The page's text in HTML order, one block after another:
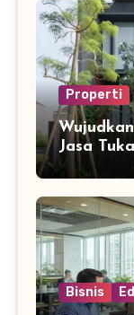
Properti
Jasa
Bisnis